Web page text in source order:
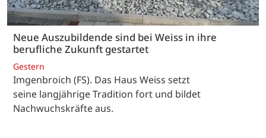
Neue Auszubildende sind bei Weiss in ihre
berufliche Zukunft gestartet
Gestern
Imgenbroich (FS). Das Haus Weiss setzt
seine langjährige Tradition fort und bildet
Nachwuchskräfte aus.